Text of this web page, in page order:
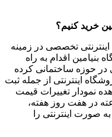
خرید کنیم؟
تخصصی در زمینه
اقدام به راه
در حوزه ساختمانی کرده
اینترنتی از جمله ثبت
نمودار تغییرات قیمت
و دسترسی 24 ساعته در هفت روز هفته،
صورت اینترنتی را